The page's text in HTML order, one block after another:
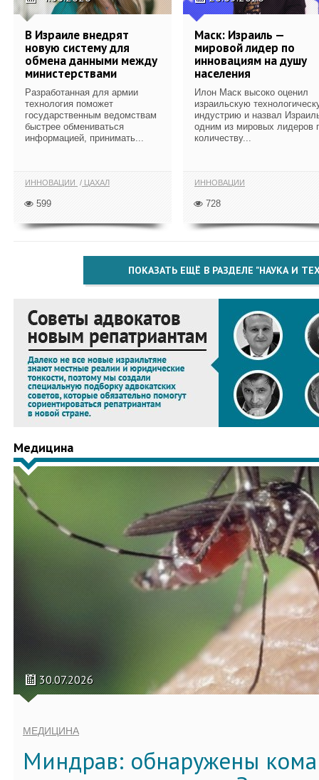
В Израиле внедрят
новую систему для
обмена данными между
министерствами
Разработанная для армии
технология поможет
государственным ведомствам
быстрее обмениваться
информацией, принимать...
ИННОВАЦИИ ЦАХАЛ
599
Маск: Израиль —
мировой лидер по
инновациям на душу
населения
Илон Маск высоко оценил
израильскую
индустрию и назвал
одним из мировых лидеров
количеству...
ИННОВАЦИИ
728
ПОКАЗАТЬ ЕЩЁ В РАЗДЕЛЕ "НАУКА И
Медицина
30.07.2026
МЕДИЦИНА
Миндрав: обнаружены